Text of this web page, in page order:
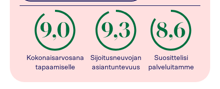
Kokonaisarvosana
tapaamiselle
Sijoitusneuvojan
asiantuntevuus
Suosittelisi
palveluitamme